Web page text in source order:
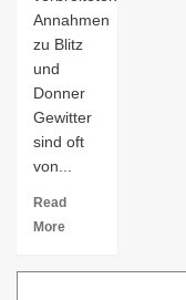
Annahmen
zu Blitz
und
Donner
Gewitter
sind oft
von...
Read
More